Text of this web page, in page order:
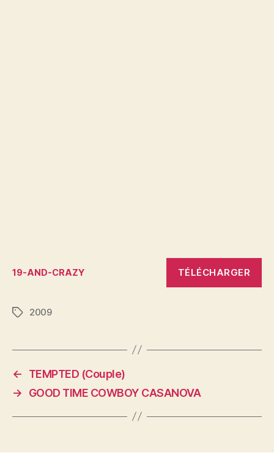
19-AND-CRAZY TÉLÉCHARGER
Étiquettes
2009
←
TEMPTED (Couple)
→
GOOD TIME COWBOY CASANOVA